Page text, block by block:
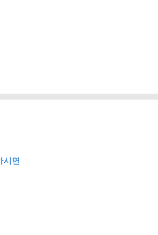
시면